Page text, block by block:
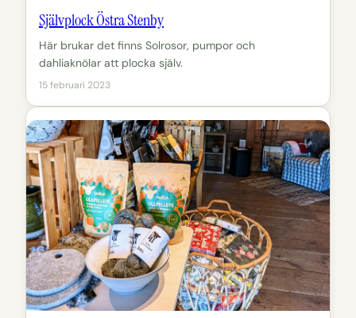
Självplock Östra Stenby
Här brukar det finns Solrosor, pumpor och
dahliaknölar att plocka själv.
15 februari 2023